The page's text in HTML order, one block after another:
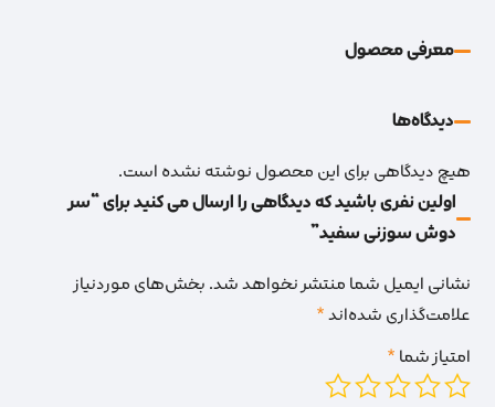
معرفی محصول
دیدگاه‌‌ها
هیچ دیدگاهی برای این محصول نوشته نشده است.
اولین نفری باشید که دیدگاهی را ارسال می کنید برای “سر
دوش سوزنی سفید”
نشانی ایمیل شما منتشر نخواهد شد.بخش‌های موردنیاز
علامت‌گذاری شده‌اند*
امتیاز شما*